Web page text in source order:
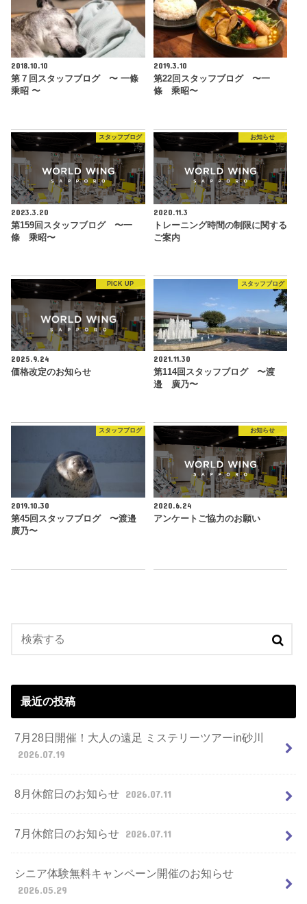
2018.10.10
第７回スタッフブログ 〜 一條
乘昭 〜
2019.3.10
第22回スタッフブログ 〜一
條 乘昭〜
スタッフブログ
2023.3.20
第159回スタッフブログ 〜一
條 乘昭〜
お知らせ
2020.11.3
トレーニング時間の制限に関する
ご案内
PICK UP
2025.9.24
価格改定のお知らせ
スタッフブログ
2021.11.30
第114回スタッフブログ 〜渡
邉 廣乃〜
スタッフブログ
2019.10.30
第45回スタッフブログ 〜渡邉
廣乃〜
お知らせ
2020.6.24
アンケートご協力のお願い
最近の投稿
7月28日開催！大人の遠足 ミステリーツアーin砂川
2026.07.19
8月休館日のお知らせ 2026.07.11
7月休館日のお知らせ 2026.07.11
シニア体験無料キャンペーン開催のお知らせ
2026.05.29